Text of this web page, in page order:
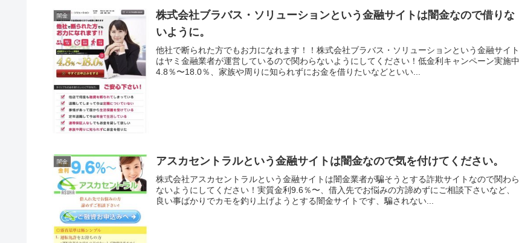
闇金
株式会社ブラバス・ソリューションという金融サイトは闇金なので借りな
いように。
他社で断られた方でもお力になれます！！株式会社ブラバス・ソリューションという金融サイト
はヤミ金融業者が運営しているので関わらないようにしてください！低金利キャンペーン実施中
4.8％〜18.0％、家族や周りに知られずにお金を借りたいなどといい...
闇金 アスカセントラルという金融サイトは闇金なので気を付けてください。
株式会社アスカセントラルという金融サイトは闇金業者が騙そうとする詐欺サイトなので関わら
ないようにしてください！実質金利9.6％〜、借入先でお悩みの方諦めずにご相談下さいなど、
良い事ばかりでカモを釣り上げようとする闇金サイトです、騙されない...